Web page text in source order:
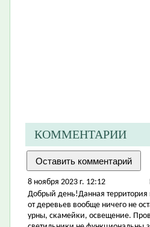
КОММЕНТАРИИ
8 ноября 2023 г. 12:12
Добрый день!Данная территория
от деревьев вообще ничего не
урны, скамейки, освещение.